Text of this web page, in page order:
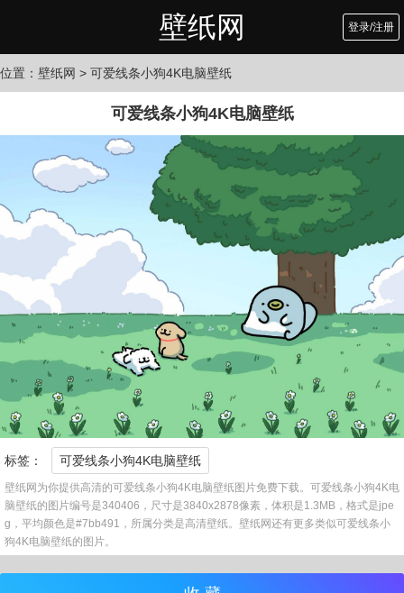
壁纸网 登录/注册
位置： 壁纸网 > 可爱线条小狗4K电脑壁纸
可爱线条小狗4K电脑壁纸
标签： 可爱线条小狗4K电脑壁纸
壁纸网为你提供高清的可爱线条小狗4K电脑壁纸图片免费下载。可爱线条小狗4K电
脑壁纸的图片编号是340406，尺寸是3840x2878像素，体积是1.3MB，格式是jpe
g，平均颜色是#7bb491，所属分类是高清壁纸。壁纸网还有更多类似可爱线条小
狗4K电脑壁纸的图片。